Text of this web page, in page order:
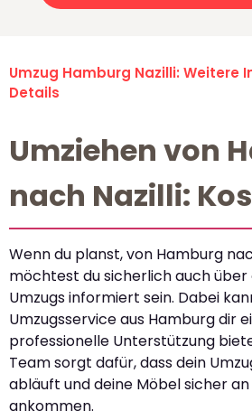
Umzug Hamburg Nazilli: Weitere
Details
Umziehen von
nach Nazilli:
Wenn du planst, von Hamburg
möchtest du sicherlich auch über
Umzugs informiert sein. Dabei
Umzugsservice aus Hamburg dir
professionelle Unterstützung
Team sorgt dafür, dass dein
abläuft und deine Möbel sicher
ankommen.